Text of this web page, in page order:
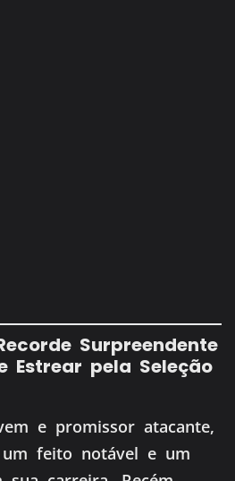
Surpreendente
Estrear pela Seleção
e promissor atacante,
um feito notável e um